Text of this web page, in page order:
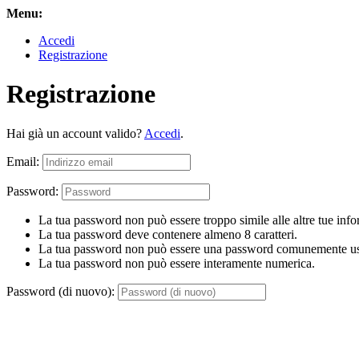
Menu:
Accedi
Registrazione
Registrazione
Hai già un account valido? Accedi.
Email:
Password:
La tua password non può essere troppo simile alle altre tue
La tua password deve contenere almeno 8 caratteri.
La tua password non può essere una password comunemente
La tua password non può essere interamente numerica.
Password (di nuovo):